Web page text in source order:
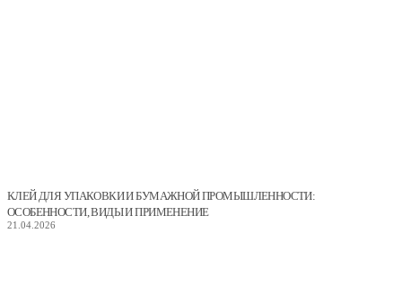
КЛЕЙ ДЛЯ УПАКОВКИ И БУМАЖНОЙ ПРОМЫШЛЕННОСТИ:
ОСОБЕННОСТИ, ВИДЫ И ПРИМЕНЕНИЕ
21.04.2026